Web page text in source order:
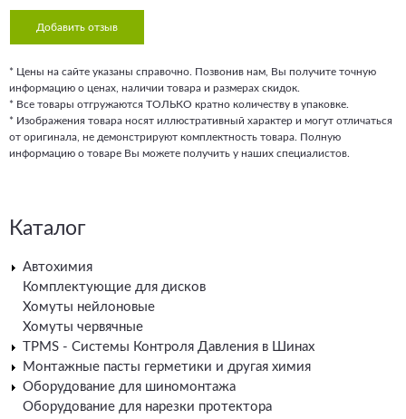
Добавить отзыв
* Цены на сайте указаны справочно. Позвонив нам, Вы получите точную
информацию о ценах, наличии товара и размерах скидок.
* Все товары отгружаются ТОЛЬКО кратно количеству в упаковке.
* Изображения товара носят иллюстративный характер и могут отличаться
от оригинала, не демонстрируют комплектность товара. Полную
информацию о товаре Вы можете получить у наших специалистов.
Каталог
Автохимия
Комплектующие для дисков
Хомуты нейлоновые
Хомуты червячные
TPMS - Системы Контроля Давления в Шинах
Монтажные пасты герметики и другая химия
Оборудование для шиномонтажа
Оборудование для нарезки протектора